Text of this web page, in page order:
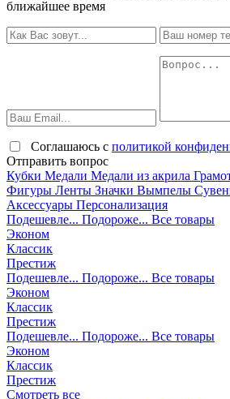
ближайшее время
Соглашаюсь с политикой
Отправить вопрос
Кубки Медали Медали из акрила
Фигуры Ленты Значки Вымпелы
Аксессуары Персонализация
Подешевле... Подороже... Все товары
Эконом
Классик
Престиж
Подешевле... Подороже... Все товары
Эконом
Классик
Престиж
Подешевле... Подороже... Все товары
Эконом
Классик
Престиж
Смотреть все